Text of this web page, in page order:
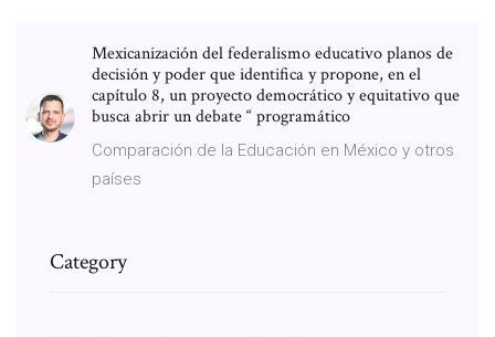
Mexicanización del federalismo educativo planos de
decisión y poder que identifica y propone, en el
capítulo 8, un proyecto democrático y equitativo que
busca abrir un debate “ programático
Comparación de la Educación en México y otros
países
Category